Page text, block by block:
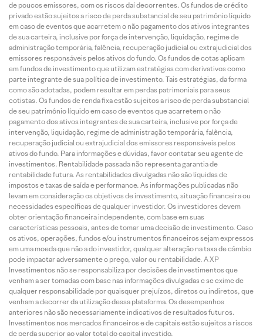
de poucos emissores, com os riscos daí decorrentes. Os fundos de crédito
privado estão sujeitos a risco de perda substancial de seu patrimônio líquido
em caso de eventos que acarretem o não pagamento dos ativos integrantes
de sua carteira, inclusive por força de intervenção, liquidação, regime de
administração temporária, falência, recuperação judicial ou extrajudicial dos
emissores responsáveis pelos ativos do fundo. Os fundos de cotas aplicam
em fundos de investimento que utilizam estratégias com derivativos como
parte integrante de sua política de investimento. Tais estratégias, da forma
como são adotadas, podem resultar em perdas patrimoniais para seus
cotistas. Os fundos de renda fixa estão sujeitos a risco de perda substancial
de seu patrimônio líquido em caso de eventos que acarretem o não
pagamento dos ativos integrantes de sua carteira, inclusive por força de
intervenção, liquidação, regime de administração temporária, falência,
recuperação judicial ou extrajudicial dos emissores responsáveis pelos
ativos do fundo. Para informações e dúvidas, favor contatar seu agente de
investimentos. Rentabilidade passada não representa garantia de
rentabilidade futura. As rentabilidades divulgadas não são líquidas de
impostos e taxas de saída e performance. As informações publicadas não
levam em consideração os objetivos de investimento, situação financeira ou
necessidades específicas de qualquer investidor. Os investidores devem
obter orientação financeira independente, com base em suas
características pessoais, antes de tomar uma decisão de investimento. Caso
os ativos, operações, fundos e/ou instrumentos financeiros sejam expressos
em uma moeda que não a do investidor, qualquer alteração na taxa de câmbio
pode impactar adversamente o preço, valor ou rentabilidade. A XP
Investimentos não se responsabiliza por decisões de investimentos que
venham a ser tomadas com base nas informações divulgadas e se exime de
qualquer responsabilidade por quaisquer prejuízos, diretos ou indiretos, que
venham a decorrer da utilização dessa plataforma. Os desempenhos
anteriores não são necessariamente indicativos de resultados futuros.
Investimentos nos mercados financeiros e de capitais estão sujeitos a riscos
de perda superior ao valor total do capital investido.